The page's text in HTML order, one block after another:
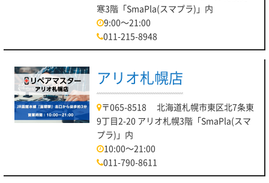
寒3階「SmaPla(スマプラ)」内
9:00～21:00
011-215-8948
アリオ札幌店
〒065-8518 北海道札幌市東区北7条東
9丁目2-20 アリオ札幌3階「SmaPla(スマ
プラ)」内
10:00～21:00
011-790-8611